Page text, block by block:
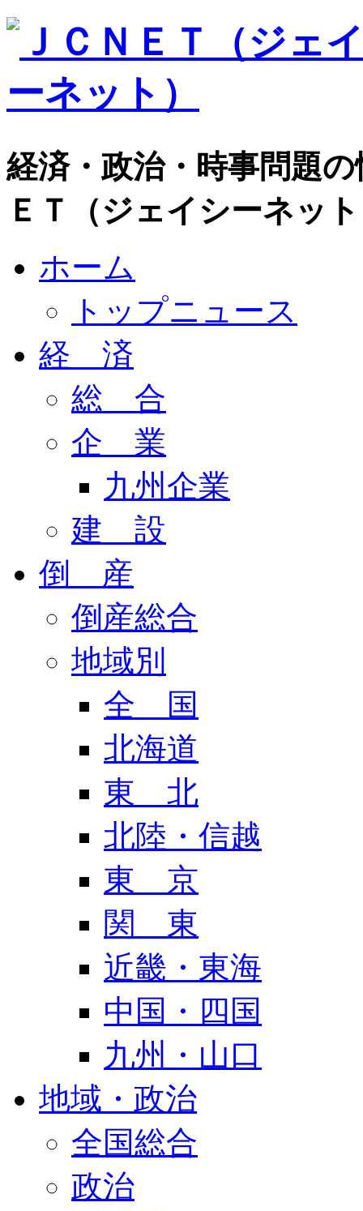
経済・政治・時事問題
ＥＴ（ジェイシーネッ
ホーム
トップニュース
経 済
総 合
企 業
九州企業
建 設
倒 産
倒産総合
地域別
全 国
北海道
東 北
北陸・信越
東 京
関 東
近畿・東海
中国・四国
九州・山口
地域・政治
全国総合
政治